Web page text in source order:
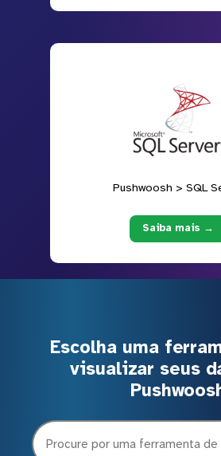
Pushwoosh > SQL
Saiba mais →
Escolha uma
visualizar seus